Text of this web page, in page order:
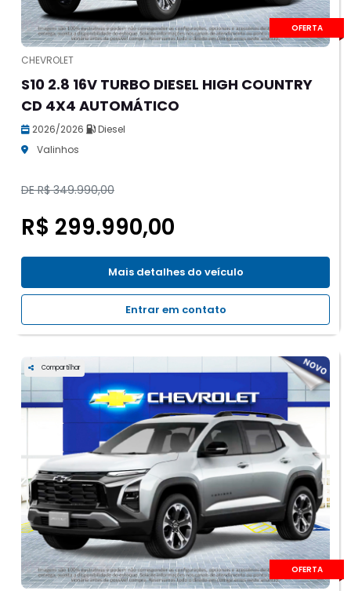
OFERTA
CHEVROLET
S10 2.8 16V TURBO DIESEL HIGH COUNTRY
CD 4X4 AUTOMÁTICO
2026/2026
Diesel
Valinhos
DE R$ 349.990,00
R$ 299.990,00
Mais detalhes do veículo
Entrar em contato
OFERTA
Compartilhar